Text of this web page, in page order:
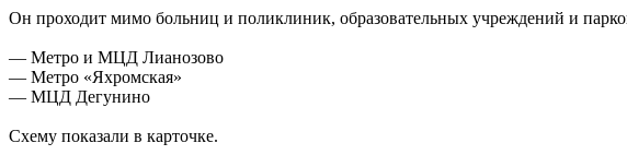
Он проходит мимо больниц и поликлиник, образовательных учреждений и
— Метро и МЦД Лианозово
— Метро «Яхромская»
— МЦД Дегунино
Схему показали в карточке.